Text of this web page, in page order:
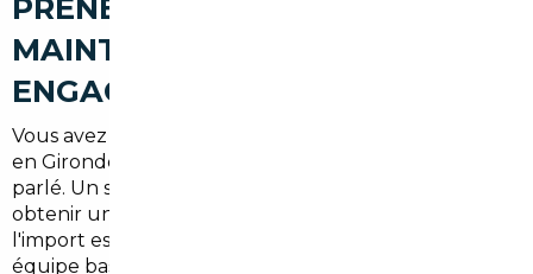
PRENEZ CONTACT
MAINTENANT — C'EST SANS
ENGAGEMENT
Vous avez un projet d'achat automobile à Bègles ou
en Gironde ? Ne signez rien avant de nous avoir
parlé. Un simple appel ou un message suffit pour
obtenir une estimation personnalisée et savoir si
l'import est pertinent pour votre situation. Notre
équipe basée à Bordeaux vous répond rapidement